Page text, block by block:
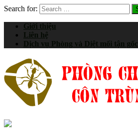
Search for:
Giới thiệu
Liên hệ
Dịch vụ Phòng và Diệt mối tận gốc